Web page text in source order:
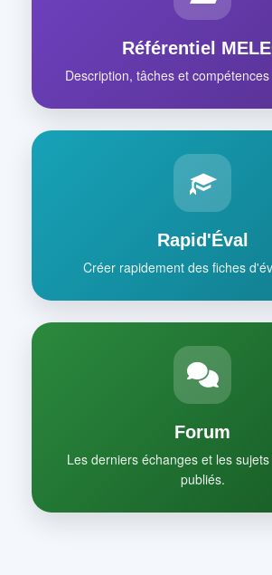
Référentiel
Description, tâches et
Rapid'Éval
Créer rapidement des fiches
Forum
Les derniers échanges et les
publiés.